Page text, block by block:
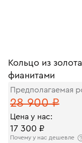
Кольцо из
фианитами
Предполагаемая
28 900 ₽
Цена у нас:
17 300 ₽
Почему у нас дешевле